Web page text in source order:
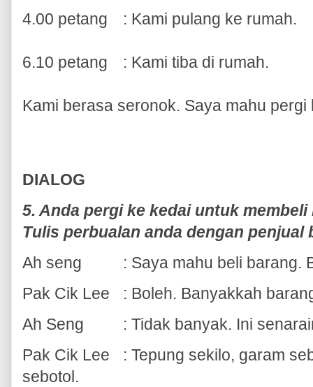
4.00 petang : Kami pulang ke rumah.
6.10 petang : Kami tiba di rumah.
Kami berasa seronok. Saya mahu
DIALOG
5. Anda pergi ke kedai untuk
Tulis perbualan anda dengan penjual
Ah seng
: Saya mahu beli barang.
Pak Cik Lee
: Boleh. Banyakkah
Ah Seng
: Tidak banyak. Ini
Pak Cik Lee
: Tepung sekilo, garam
sebotol.